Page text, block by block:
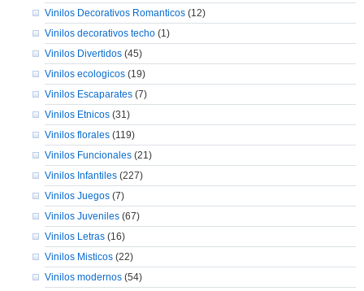
Vinilos Decorativos Romanticos(12)
Vinilos decorativos techo(1)
Vinilos Divertidos(45)
Vinilos ecologicos(19)
Vinilos Escaparates(7)
Vinilos Etnicos(31)
Vinilos florales(119)
Vinilos Funcionales(21)
Vinilos Infantiles(227)
Vinilos Juegos(7)
Vinilos Juveniles(67)
Vinilos Letras(16)
Vinilos Misticos(22)
Vinilos modernos(54)